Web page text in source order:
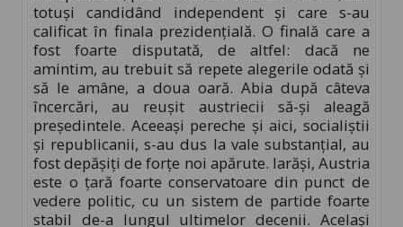
totuși candidând independent și care s-au
calificat în finala prezidențială. O finală care a
fost foarte disputată, de altfel: dacă ne
amintim, au trebuit să repete alegerile odată și
să le amâne, a doua oară. Abia după câteva
încercări, au reușit austriecii să-și aleagă
președintele. Aceeași pereche și aici, socialiștii
și republicanii, s-au dus la vale substanțial, au
fost depășiți de forțe noi apărute. Iarăși, Austria
este o țară foarte conservatoare din punct de
vedere politic, cu un sistem de partide foarte
stabil de-a lungul ultimelor decenii. Același